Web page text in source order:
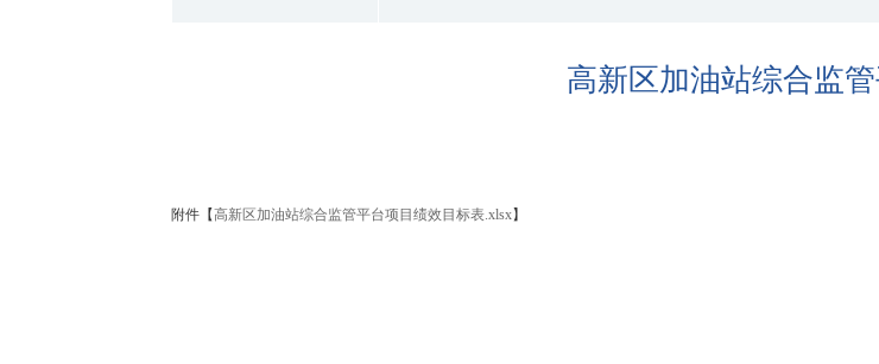
高新区加油站综合监
附件【高新区加油站综合监管平台项目绩效目标表.xlsx】